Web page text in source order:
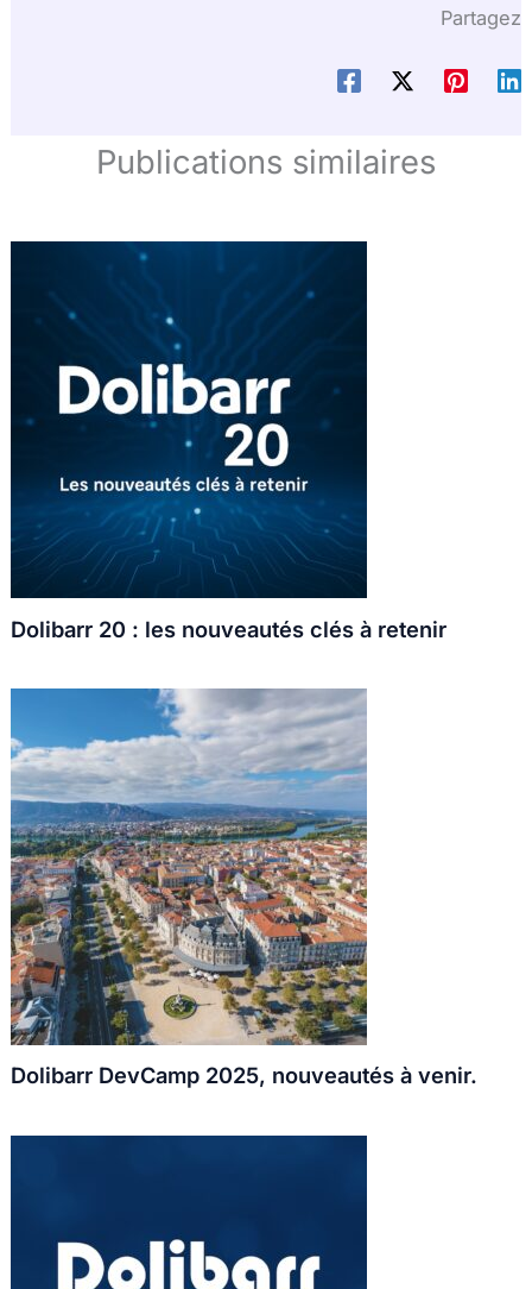
Partagez
Publications similaires
Dolibarr 20 : les nouveautés clés à retenir
Dolibarr DevCamp 2025, nouveautés à venir.